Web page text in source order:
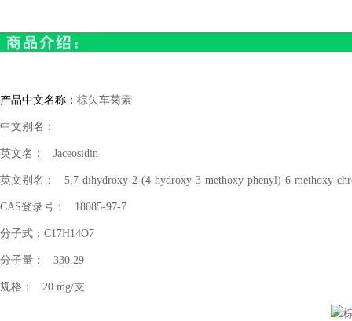
产品中文名称： 棕矢车菊素
中文别名：
英文名： Jaceosidin
英文别名： 5,7-dihydroxy-2-(4-hydroxy-3-methoxy-phenyl)-6-methoxy-
CAS登录号： 18085-97-7
分子式： C17H14O7
分子量： 330.29
规格： 20 mg/支